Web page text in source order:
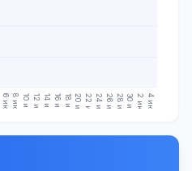
6 июн.8 июн. 10 июн.12 июн.14 июн.16 июн.18 июн.20 июн.22 июн.24 июн.26 июн.28 июн.30 июн.2 июл.4 июл.